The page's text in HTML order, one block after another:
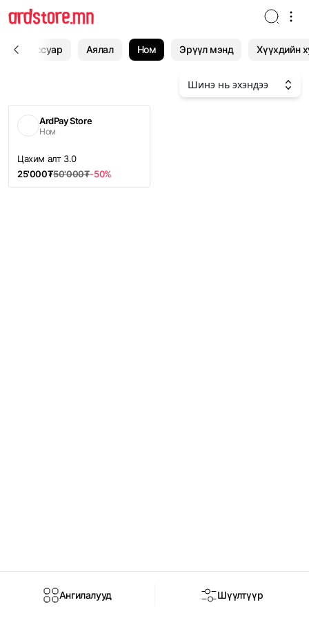
Аксессуар Аялал Ном Эрүүл мэнд Хүүхдийн
Шинэ нь эхэндээ
ArdPay Store
Ном
Цахим алт 3.0
25'000₮50'000₮-50%
Ангилалууд Шүүлтүүр
Чат